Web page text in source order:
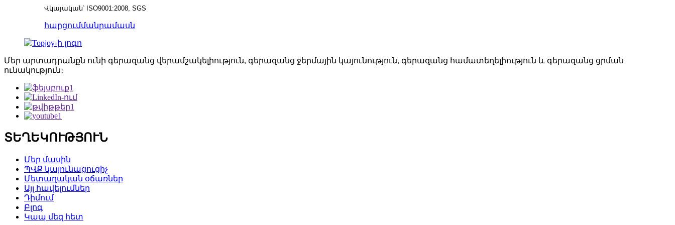
Վկայական՝ ISO9001:2008, SGS
հարցումմանրամասն
Մեր արտադրանքն ունի գերազանց վերամշակելիություն, գերազանց ջերմային կայունություն, գերազանց համատեղելիություն և գերազանց ցրման
ունակություն։
ՏԵՂԵԿՈՒԹՅՈՒՆ
Մեր մասին
ՊՎՔ կայունացուցիչ
Մետաղական օճառներ
Այլ հավելումներ
Դիմում
Բլոգ
Կապ մեզ հետ